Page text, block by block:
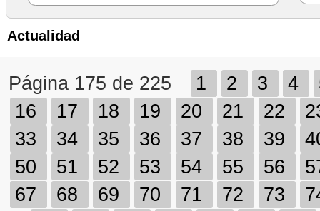
Actualidad
Página 175 de 225 1 2 3 4
16
17 18 19 20 21 22
33
34 35 36 37 38 39
50
51 52 53 54 55 56
67
68 69 70 71 72 73